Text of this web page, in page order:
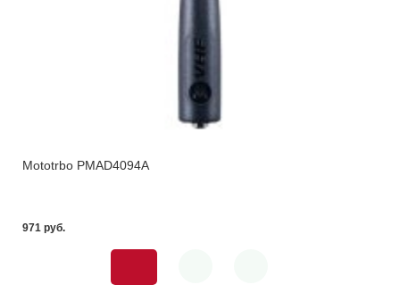
Mototrbo PMAD4094A
971 pуб.